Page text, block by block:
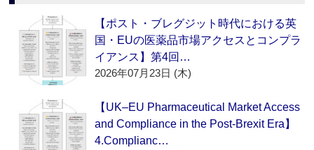
【ポスト・ブレグジット時代における英
国・EUの医薬品市場アクセスとコンプラ
イアンス】第4回…
2026年07月23日 (木)
【UK–EU Pharmaceutical Market Access
and Compliance in the Post-Brexit Era】
4.Complianc…